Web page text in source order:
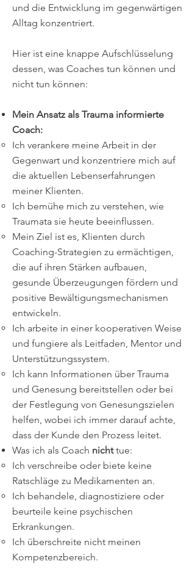
und die Entwicklung im gegenwärtigen
Alltag konzentriert.
Hier ist eine knappe Aufschlüsselung
dessen, was Coaches tun können und
nicht tun können:
Mein Ansatz als Trauma informierte
Coach:
Ich verankere meine Arbeit in der
Gegenwart und konzentriere mich auf
die aktuellen Lebenserfahrungen
meiner Klienten.
Ich bemühe mich zu verstehen, wie
Traumata sie heute beeinflussen.
Mein Ziel ist es, Klienten durch
Coaching-Strategien zu ermächtigen,
die auf ihren Stärken aufbauen,
gesunde Überzeugungen fördern und
positive Bewältigungsmechanismen
entwickeln.
Ich arbeite in einer kooperativen Weise
und fungiere als Leitfaden, Mentor und
Unterstützungssystem.
Ich kann Informationen über Trauma
und Genesung bereitstellen oder bei
der Festlegung von Genesungszielen
helfen, wobei ich immer darauf achte,
dass der Kunde den Prozess leitet.
Was ich als Coach nichttue:
Ich verschreibe oder biete keine
Ratschläge zu Medikamenten an.
Ich behandele, diagnostiziere oder
beurteile keine psychischen
Erkrankungen.
Ich überschreite nicht meinen
Kompetenzbereich.